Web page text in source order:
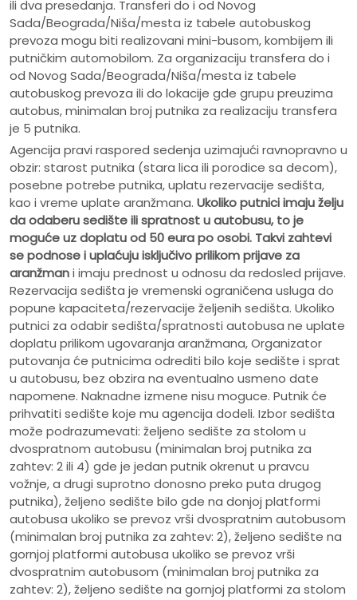
ili dva presedanja. Transferi do i od Novog
Sada/Beograda/Niša/mesta iz tabele autobuskog
prevoza mogu biti realizovani mini-busom, kombijem ili
putničkim automobilom. Za organizaciju transfera do i
od Novog Sada/Beograda/Niša/mesta iz tabele
autobuskog prevoza ili do lokacije gde grupu preuzima
autobus, minimalan broj putnika za realizaciju transfera
je 5 putnika.
Agencija pravi raspored sedenja uzimajući ravnopravno u
obzir: starost putnika (stara lica ili porodice sa decom),
posebne potrebe putnika, uplatu rezervacije sedišta,
kao i vreme uplate aranžmana. Ukoliko putnici imaju želju
da odaberu sedište ili spratnost u autobusu, to je
moguće uz doplatu od 50 eura po osobi. Takvi zahtevi
se podnose i uplaćuju isključivo prilikom prijave za
aranžmani imaju prednost u odnosu da redosled prijave.
Rezervacija sedišta je vremenski ograničena usluga do
popune kapaciteta/rezervacije željenih sedišta. Ukoliko
putnici za odabir sedišta/spratnosti autobusa ne uplate
doplatu prilikom ugovaranja aranžmana, Organizator
putovanja će putnicima odrediti bilo koje sedište i sprat
u autobusu, bez obzira na eventualno usmeno date
napomene. Naknadne izmene nisu moguce. Putnik će
prihvatiti sedište koje mu agencija dodeli. Izbor sedišta
može podrazumevati: željeno sedište za stolom u
dvospratnom autobusu (minimalan broj putnika za
zahtev: 2 ili 4) gde je jedan putnik okrenut u pravcu
vožnje, a drugi suprotno donosno preko puta drugog
putnika), željeno sedište bilo gde na donjoj platformi
autobusa ukoliko se prevoz vrši dvospratnim autobusom
(minimalan broj putnika za zahtev: 2), željeno sedište na
gornjoj platformi autobusa ukoliko se prevoz vrši
dvospratnim autobusom (minimalan broj putnika za
zahtev: 2), željeno sedište na gornjoj platformi za stolom